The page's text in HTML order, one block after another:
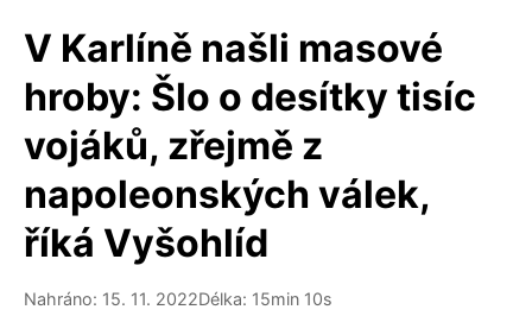
V Karlíně našli masové
hroby: Šlo o desítky tisíc
vojáků, zřejmě z
napoleonských válek,
říká Vyšohlíd
Nahráno: 15. 11. 2022Délka: 15min 10s